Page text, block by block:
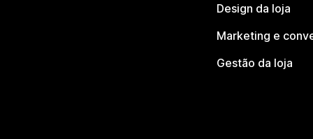
Design da loja
Marketing e
Gestão da loja